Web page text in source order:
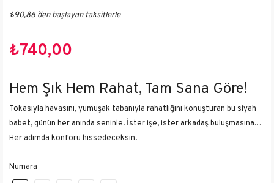
₺90,86 `den başlayan taksitlerle
₺740,00
Hem Şık Hem Rahat, Tam Sana Göre!
Tokasıyla havasını, yumuşak tabanıyla rahatlığını konuşturan bu siyah
babet, günün her anında seninle. İster işe, ister arkadaş buluşmasına…
Her adımda konforu hissedeceksin!
Numara